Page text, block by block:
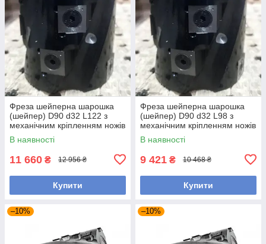
Фреза шейперна шарошка
(шейпер) D90 d32 L122 з
механічним кріпленням ножів
сталь
В наявності
11 660 ₴ 12 956 ₴
Купити
Фреза шейперна шарошка
(шейпер) D90 d32 L98 з
механічним кріпленням ножів
сталь
В наявності
9 421 ₴ 10 468 ₴
Купити
–10% –10%